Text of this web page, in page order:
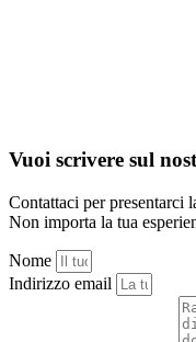
Vuoi scrivere sul
Contattaci per presentarci
Non importa la tua
Nome
Indirizzo email